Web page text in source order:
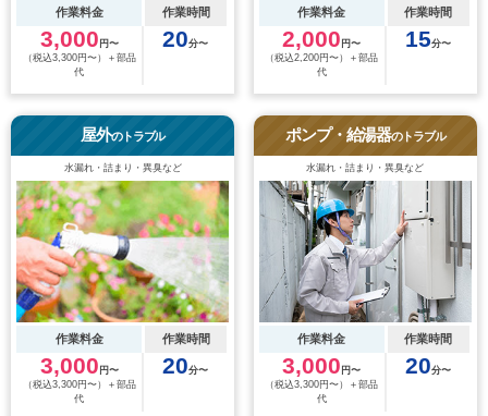
作業料金 作業時間
3,000 円〜
（税込3,300円〜）＋部品
代
20分〜
作業料金 作業時間
2,000 円〜
（税込2,200円〜）＋部品
代
15分〜
屋外のトラブル
水漏れ・詰まり・異臭など
作業料金 作業時間
3,000 円〜
（税込3,300円〜）＋部品
代
20分〜
ポンプ・給湯器のトラブル
水漏れ・詰まり・異臭など
作業料金 作業時間
3,000 円〜
（税込3,300円〜）＋部品
代
20分〜